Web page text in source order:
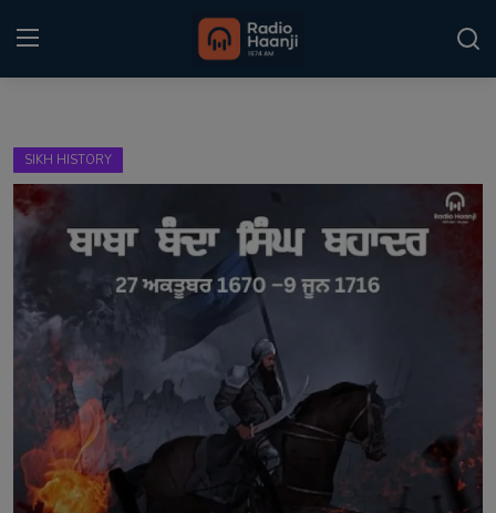
Home
Punjabi Podcast
Kitaab Kahani
Gallery
Sponsors
Matrimonial
Event
SIKH HISTORY